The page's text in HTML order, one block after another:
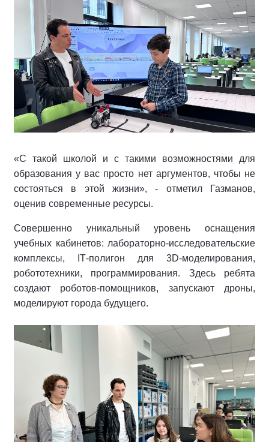
«С такой школой и с такими возможностями для
образования у вас просто нет аргументов, чтобы не
состояться в этой жизни», - отметил Газманов,
оценив современные ресурсы.
Совершенно уникальный уровень оснащения
учебных кабинетов: лабораторно-исследовательские
комплексы, IТ-полигон для 3D-моделирования,
робототехники, программирования. Здесь ребята
создают роботов-помощников, запускают дроны,
моделируют города будущего.